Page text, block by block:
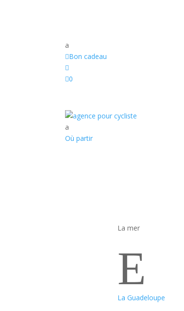
a
Bon cadeau

0
a
Où partir
La mer
E
La Guadeloupe